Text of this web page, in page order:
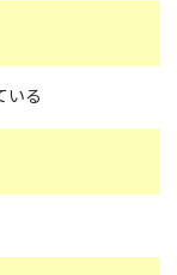
いる